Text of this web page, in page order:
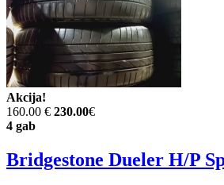
Akcija!
160.00 € 230.00€
4 gab
Bridgestone Dueler H/P